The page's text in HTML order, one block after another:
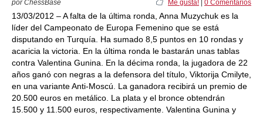
por ChessBase Me gusta! 0 Comentarios
13/03/2012 – A falta de la última ronda, Anna Muzychuk es la
líder del Campeonato de Europa Femenino que se está
disputando en Turquía. Ha sumado 8,5 puntos en 10 rondas y
acaricia la victoria. En la última ronda le bastarán unas tablas
contra Valentina Gunina. En la décima ronda, la jugadora de 22
años ganó con negras a la defensora del título, Viktorija Cmilyte,
en una variante Anti-Moscú. La ganadora recibirá un premio de
20.500 euros en metálico. La plata y el bronce obtendrán
15.500 y 11.500 euros, respectivamente. Valentina Gunina y